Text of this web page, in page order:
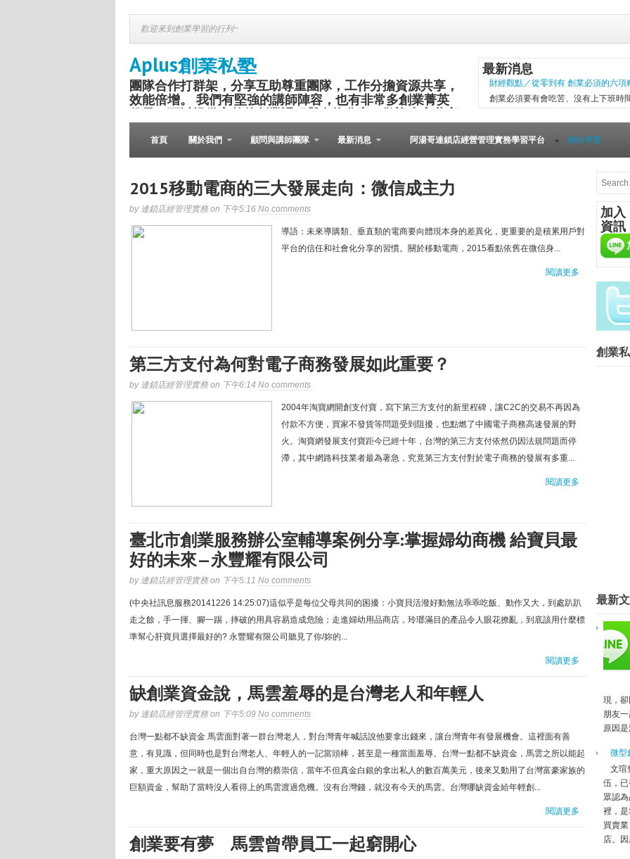
歡迎來到創業學習的行列~
Aplus創業私塾
團隊合作打群架，分享互助尊重團隊，工作分擔資源共享，
效能倍增。 我們有堅強的講師陣容，也有非常多創業菁英
份子，可以提供完整的創業課程與食物分享，歡迎大家共襄
盛舉。
最新消息
財經觀點／從零到有 創業必須的六項
創業必須要有會吃苦、沒有上下班時
以失敗告終。總結原因是沒有志同道
文瑄舊書坊負責人張瑞添，創業28
是塊寶。他基於資源回收再利用的
共有逢甲與東海等2家店。因應網路...
[Meet創業之星]
桌上必備餐點，與人
由的美國人，不論場
人的居酒屋文化、韓
在等什麼？開始動手自己做吧！...
創業菁英班創業私塾版權所有請尊
► 2015(817)
▼2014(15)
▼12月(13)
2015移動電商的三大發展走向：
臺北市創業服務辦公室輔導案
創業要有夢 馬雲曾帶員工一起
南科扶植創業 為產業提升找方法
迎接2015，手機未來如何應用？
創業最高補助百萬 倒閉不用還
馬雲要幫年輕人創業，台灣企業
未來 「微型創業」百花齊放
引爆2015網路成功關鍵
最新課程
創業文章
創業案例
創業課程系列
首頁 關於我們 顧問與講師團隊 最新消息 阿湯哥連鎖店經營管理實務學習平台 網站導覽
2015移動電商的三大發展走向：微信成主力
by 連鎖店經管理實務 on 下午5:16 No comments
導語：未來導購類、垂直類的電商要向體現本身的差異化，更重要的是積累用戶對
平台的信任和社會化分享的習慣。關於移動電商，2015看點依舊在微信身...
閱讀更多
第三方支付為何對電子商務發展如此重要？
by 連鎖店經管理實務 on 下午6:14 No comments
2004年淘寶網開創支付寶，寫下第三方支付的新里程碑，讓C2C的交易不再因為
付款不方便，買家不發貨等問題受到阻擾，也點燃了中國電子商務高速發展的野
火。淘寶網發展支付寶距今已經十年，台灣的第三方支付依然仍因法規問題而停
滯，其中網路科技業者最為著急，究竟第三方支付對於電子商務的發展有多重...
閱讀更多
臺北市創業服務辦公室輔導案例分享:掌握婦幼商機 給寶貝最
好的未來—永豐耀有限公司
by 連鎖店經管理實務 on 下午5:11 No comments
(中央社訊息服務20141226 14:25:07)這似乎是每位父母共同的困擾：小寶貝活潑好動無法乖乖吃飯、動作又大，到處趴趴
走之餘，手一揮、腳一踢，摔破的用具容易造成危險；走進婦幼用品商店，玲瑯滿目的產品令人眼花撩亂，到底該用什麼標
準幫心肝寶貝選擇最好的? 永豐耀有限公司聽見了你/妳的...
閱讀更多
缺創業資金說，馬雲羞辱的是台灣老人和年輕人
by 連鎖店經管理實務 on 下午5:09 No comments
台灣一點都不缺資金 馬雲面對著一群台灣老人，對台灣青年喊話說他要拿出錢來，讓台灣青年有發展機會。這裡面有善
意，有見識，但同時也是對台灣老人、年輕人的一記當頭棒，甚至是一種當面羞辱。台灣一點都不缺資金，馬雲之所以能起
家，重大原因之一就是一個出自台灣的蔡崇信，當年不但真金白銀的拿出私人的數百萬美元，後來又動用了台灣富豪家族的
巨額資金，幫助了當時沒人看得上的馬雲渡過危機。沒有台灣錢，就沒有今天的馬雲。台灣哪缺資金給年輕創...
閱讀更多
創業要有夢 馬雲曾帶員工一起窮開心
加入
資訊
創業
最新
現，
朋友
原因
微型
文瑄
伍，
眾認
裡，
買賣
店。